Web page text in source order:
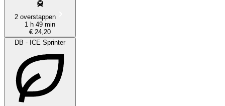
2 overstappen
1 h 49 min
€ 24,20
DB - ICE Sprinter